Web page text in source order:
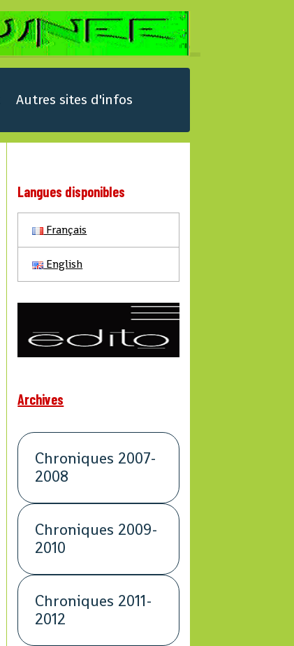
Autres sites d'infos
Langues disponibles
Français
English
Archives
Chroniques 2007-
2008
Chroniques 2009-
2010
Chroniques 2011-
2012